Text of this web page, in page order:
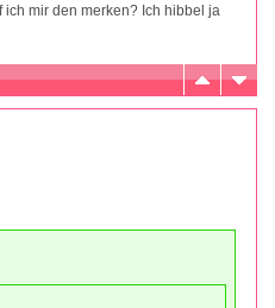
mir den merken? Ich hibbel ja